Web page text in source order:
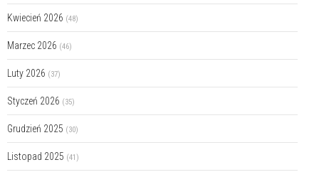
Kwiecień 2026 (48)
Marzec 2026 (46)
Luty 2026 (37)
Styczeń 2026 (35)
Grudzień 2025 (30)
Listopad 2025 (41)